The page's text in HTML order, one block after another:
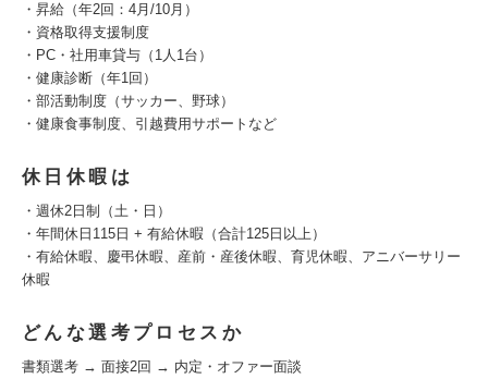
・昇給（年2回：4月/10月）
・資格取得支援制度
・PC・社用車貸与（1人1台）
・健康診断（年1回）
・部活動制度（サッカー、野球）
・健康食事制度、引越費用サポートなど
休日休暇は
・週休2日制（土・日）
・年間休日115日 + 有給休暇（合計125日以上）
・有給休暇、慶弔休暇、産前・産後休暇、育児休暇、アニバーサリー
休暇
どんな選考プロセスか
書類選考 → 面接2回 → 内定・オファー面談